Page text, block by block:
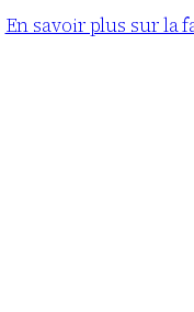
En savoir plus sur la